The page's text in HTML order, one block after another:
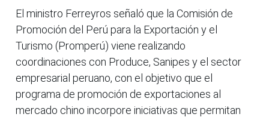
El ministro Ferreyros señaló que la Comisión de
Promoción del Perú para la Exportación y el
Turismo (Promperú) viene realizando
coordinaciones con Produce, Sanipes y el sector
empresarial peruano, con el objetivo que el
programa de promoción de exportaciones al
mercado chino incorpore iniciativas que permitan